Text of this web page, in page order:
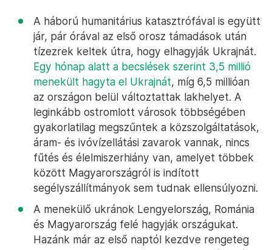
A háború humanitárius katasztrófával is együtt
jár, pár órával az első orosz támadások után
tízezrek keltek útra, hogy elhagyják Ukrajnát.
Egy hónap alatt a becslések szerint 3,5 millió
menekült hagyta el Ukrajnát, míg 6,5 millióan
az országon belül változtattak lakhelyet. A
leginkább ostromlott városok többségében
gyakorlatilag megszűntek a közszolgáltatások,
áram- és ivóvízellátási zavarok vannak, nincs
fűtés és élelmiszerhiány van, amelyet többek
között Magyarországról is indított
segélyszállítmányok sem tudnak ellensúlyozni.
A menekülő ukránok Lengyelország, Románia
és Magyarország felé hagyják országukat.
Hazánk már az első naptól kezdve rengeteg